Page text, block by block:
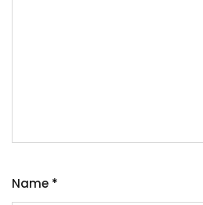
Name *